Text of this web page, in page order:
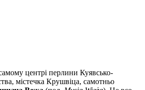
центрі перлини Куявсько-
містечка Крушвіца, самотньо